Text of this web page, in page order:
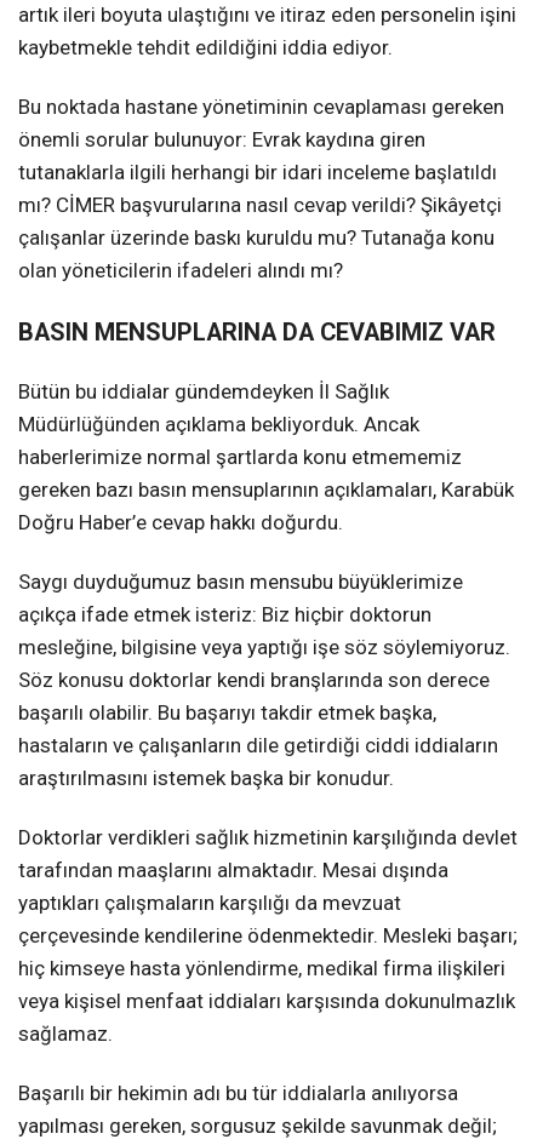
artık ileri boyuta ulaştığını ve itiraz eden personelin işini
kaybetmekle tehdit edildiğini iddia ediyor.
Bu noktada hastane yönetiminin cevaplaması gereken
önemli sorular bulunuyor: Evrak kaydına giren
tutanaklarla ilgili herhangi bir idari inceleme başlatıldı
mı? CİMER başvurularına nasıl cevap verildi? Şikâyetçi
çalışanlar üzerinde baskı kuruldu mu? Tutanağa konu
olan yöneticilerin ifadeleri alındı mı?
BASIN MENSUPLARINA DA CEVABIMIZ VAR
Bütün bu iddialar gündemdeyken İl Sağlık
Müdürlüğünden açıklama bekliyorduk. Ancak
haberlerimize normal şartlarda konu etmememiz
gereken bazı basın mensuplarının açıklamaları, Karabük
Doğru Haber’e cevap hakkı doğurdu.
Saygı duyduğumuz basın mensubu büyüklerimize
açıkça ifade etmek isteriz: Biz hiçbir doktorun
mesleğine, bilgisine veya yaptığı işe söz söylemiyoruz.
Söz konusu doktorlar kendi branşlarında son derece
başarılı olabilir. Bu başarıyı takdir etmek başka,
hastaların ve çalışanların dile getirdiği ciddi iddiaların
araştırılmasını istemek başka bir konudur.
Doktorlar verdikleri sağlık hizmetinin karşılığında devlet
tarafından maaşlarını almaktadır. Mesai dışında
yaptıkları çalışmaların karşılığı da mevzuat
çerçevesinde kendilerine ödenmektedir. Mesleki başarı;
hiç kimseye hasta yönlendirme, medikal firma ilişkileri
veya kişisel menfaat iddiaları karşısında dokunulmazlık
sağlamaz.
Başarılı bir hekimin adı bu tür iddialarla anılıyorsa
yapılması gereken, sorgusuz şekilde savunmak değil;